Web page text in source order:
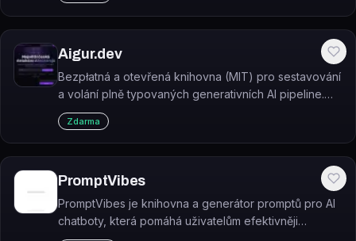
Aigur.dev
Bezpłatná a otevřená knihovna (MIT) pro sestavování
a volání plně typovaných generativních AI pipeline.
Vytvořte obrázek pomocí svého hlasu nebo básně
pomocí obrázku!
Zdarma
PromptVibes
PromptVibes je knihovna a generátor promptů pro AI
chatboty, která pomáhá uživatelům efektivněji
komunikovat s nástroji jako ChatGPT, Google Bard